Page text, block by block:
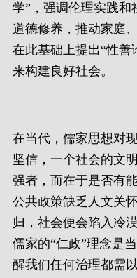
学”，强调伦理实践和
道德修养，推动家庭
在此基础上提出“性善
来构建良好社会。
在当代，儒家思想对
坚信，一个社会的文
强者，而在于是否有
公共政策缺乏人文关
归，社会便会陷入冷
儒家的“仁政”理念是
醒我们任何治理都需